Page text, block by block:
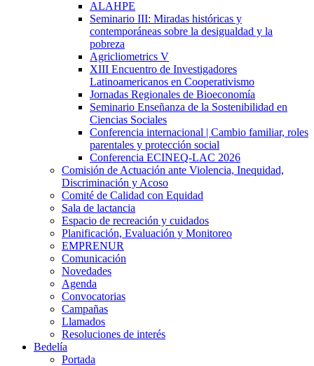
ALAHPE
Seminario III: Miradas históricas y
contemporáneas sobre la desigualdad y la
pobreza
Agricliometrics V
XIII Encuentro de Investigadores
Latinoamericanos en Cooperativismo
Jornadas Regionales de Bioeconomía
Seminario Enseñanza de la Sostenibilidad en
Ciencias Sociales
Conferencia internacional | Cambio familiar, roles
parentales y protección social
Conferencia ECINEQ-LAC 2026
Comisión de Actuación ante Violencia, Inequidad,
Discriminación y Acoso
Comité de Calidad con Equidad
Sala de lactancia
Espacio de recreación y cuidados
Planificación, Evaluación y Monitoreo
EMPRENUR
Comunicación
Novedades
Agenda
Convocatorias
Campañas
Llamados
Resoluciones de interés
Bedelía
Portada